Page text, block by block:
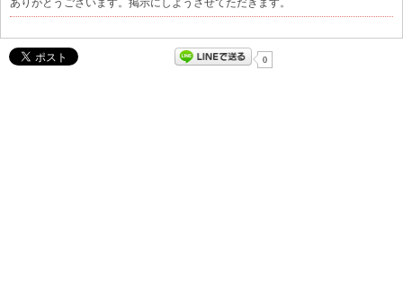
ありがとうございます。掲示にしようさせてただきます。
0